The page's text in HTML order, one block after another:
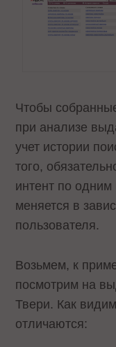
Чтобы
при анализе
учет истории
того,
интент по
меняется в
пользователя.
Возьмем, к
посмотрим на
Твери. Как
отличаются: